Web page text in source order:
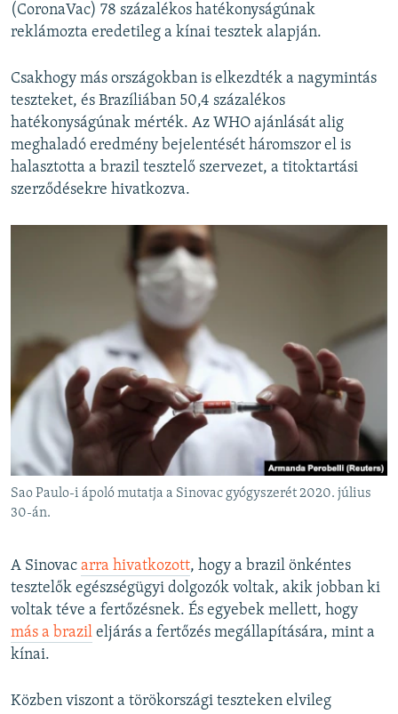
(CoronaVac) 78 százalékos hatékonyságúnak
reklámozta eredetileg a kínai tesztek alapján.
Csakhogy más országokban is elkezdték a nagymintás
teszteket, és Brazíliában 50,4 százalékos
hatékonyságúnak mérték. Az WHO ajánlását alig
meghaladó eredmény bejelentését háromszor el is
halasztotta a brazil tesztelő szervezet, a titoktartási
szerződésekre hivatkozva.
Sao Paulo-i ápoló mutatja a Sinovac gyógyszerét 2020. július
30-án.
A Sinovac arra hivatkozott, hogy a brazil önkéntes
tesztelők egészségügyi dolgozók voltak, akik jobban ki
voltak téve a fertőzésnek. És egyebek mellett, hogy
más a brazil eljárás a fertőzés megállapítására, mint a
kínai.
Közben viszont a törökországi teszteken elvileg